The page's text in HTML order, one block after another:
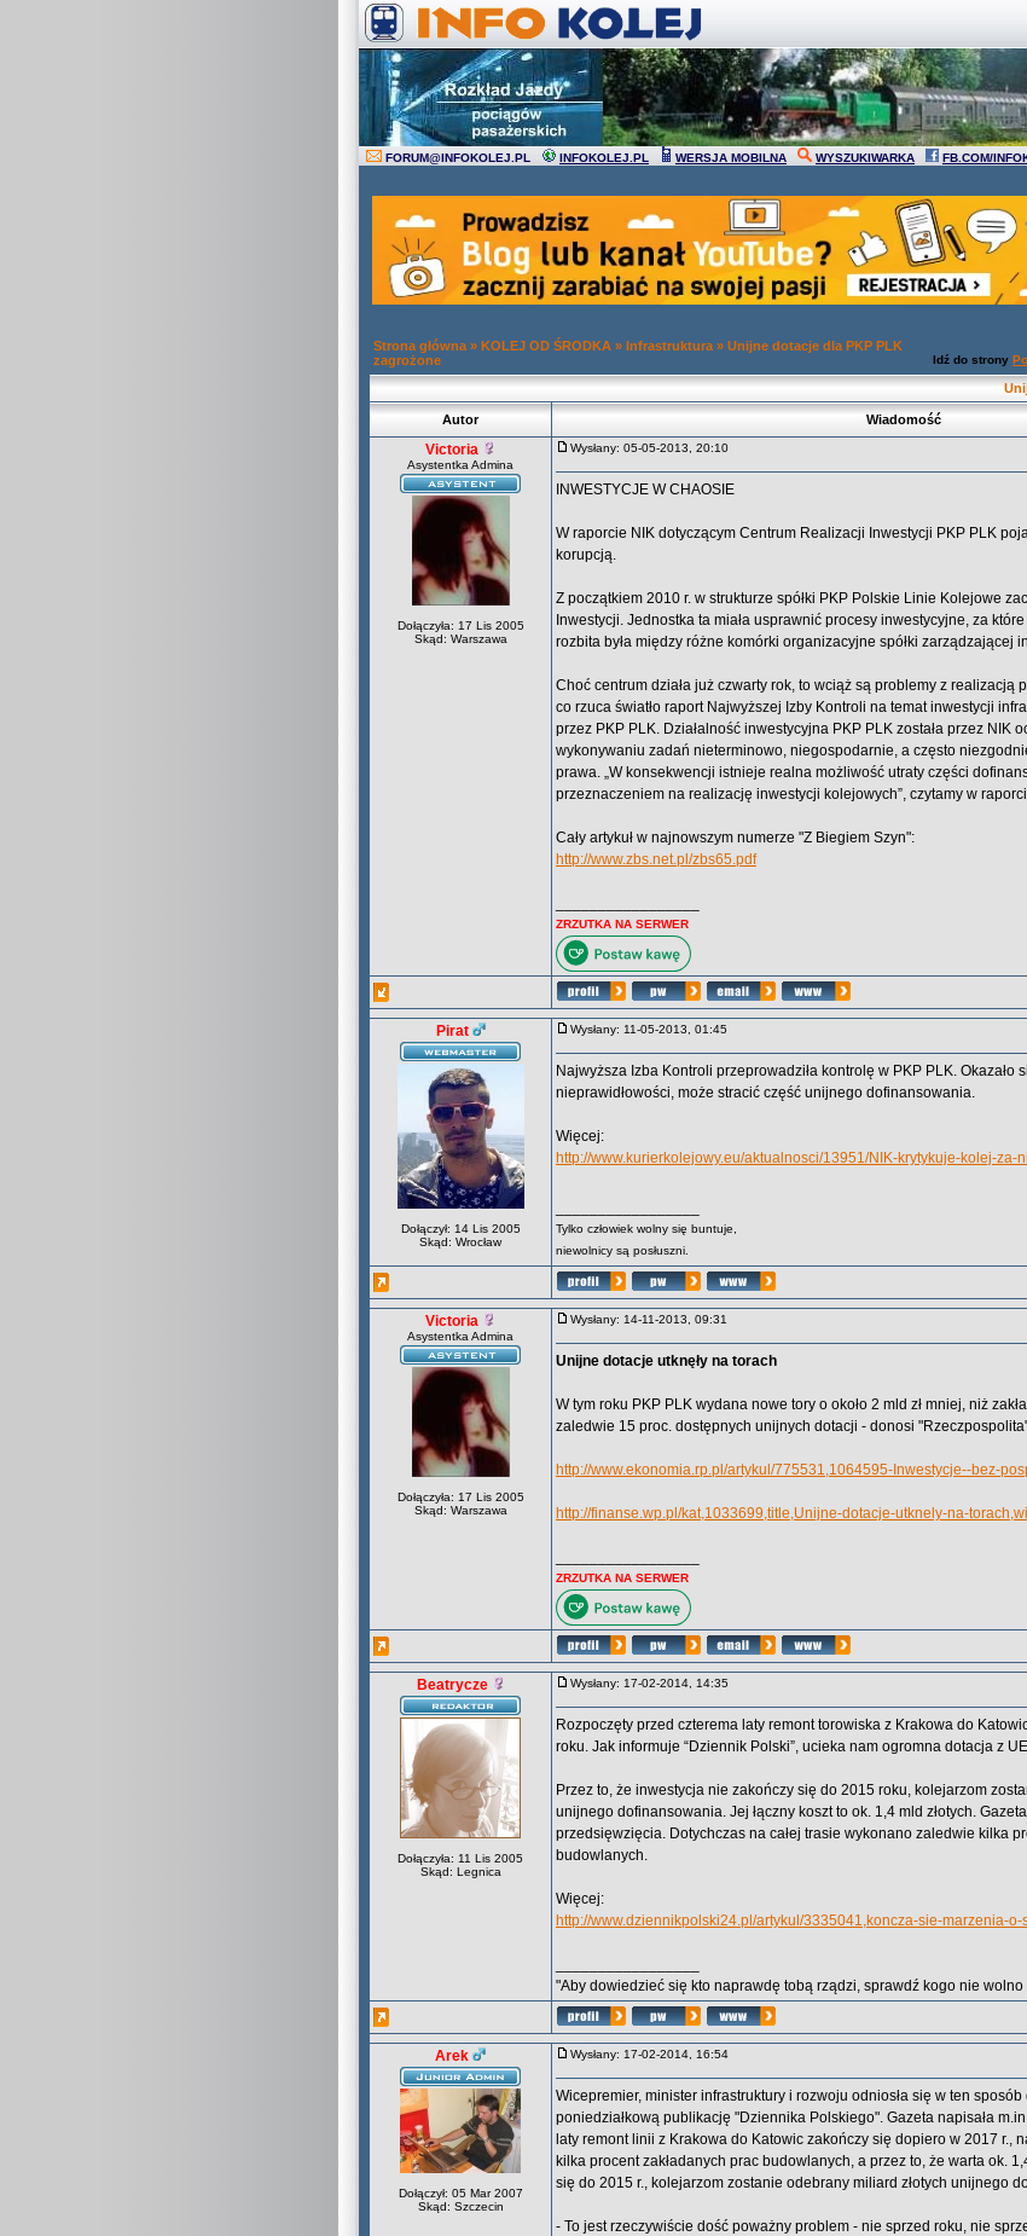
FORUM@INFOKOLEJ.PL INFOKOLEJ.PL WERSJA MOBILNA WYSZUKIWARKA FB.COM/
Strona główna » KOLEJ OD ŚRODKA » Infrastruktura » Unijne dotacje dla PKP PLK
zagrożone
Idź do strony
Autor Wiadomość
Victoria
Asystentka Admina
Dołączyła: 17 Lis 2005
Skąd: Warszawa
Wysłany: 05-05-2013, 20:10
INWESTYCJE W CHAOSIE
W raporcie NIK dotyczącym Centrum Realizacji Inwestycji PKP PLK
korupcją.
Z początkiem 2010 r. w strukturze spółki PKP Polskie Linie Kolejowe
Inwestycji. Jednostka ta miała usprawnić procesy inwestycyjne, za
rozbita była między różne komórki organizacyjne spółki zarządzającej
Choć centrum działa już czwarty rok, to wciąż są problemy z realizacją
co rzuca światło raport Najwyższej Izby Kontroli na temat inwestycji
przez PKP PLK. Działalność inwestycyjna PKP PLK została przez NIK
wykonywaniu zadań nieterminowo, niegospodarnie, a często
prawa. „W konsekwencji istnieje realna możliwość utraty części
przeznaczeniem na realizację inwestycji kolejowych”, czytamy w
Cały artykuł w najnowszym numerze "Z Biegiem Szyn":
http://www.zbs.net.pl/zbs65.pdf
ZRZUTKA NA SERWER
Pirat
Dołączył: 14 Lis 2005
Skąd: Wrocław
Wysłany: 11-05-2013, 01:45
Najwyższa Izba Kontroli przeprowadziła kontrolę w PKP PLK. Okazało
nieprawidłowości, może stracić część unijnego dofinansowania.
Więcej:
http://www.kurierkolejowy.eu/aktualnosci/13951/NIK-krytykuje-kolej-za-
Tylko człowiek wolny się buntuje,
niewolnicy są posłuszni.
Victoria
Asystentka Admina
Dołączyła: 17 Lis 2005
Skąd: Warszawa
Wysłany: 14-11-2013, 09:31
Unijne dotacje utknęły na torach
W tym roku PKP PLK wydana nowe tory o około 2 mld zł mniej, niż
zaledwie 15 proc. dostępnych unijnych dotacji - donosi
http://www.ekonomia.rp.pl/artykul/775531,1064595-Inwestycje--bez-
http://finanse.wp.pl/kat,1033699,title,Unijne-dotacje-utknely-na-
ZRZUTKA NA SERWER
Beatrycze
Dołączyła: 11 Lis 2005
Skąd: Legnica
Wysłany: 17-02-2014, 14:35
Rozpoczęty przed czterema laty remont torowiska z Krakowa do
roku. Jak informuje “Dziennik Polski”, ucieka nam ogromna dotacja z
Przez to, że inwestycja nie zakończy się do 2015 roku, kolejarzom
unijnego dofinansowania. Jej łączny koszt to ok. 1,4 mld złotych.
przedsięwzięcia. Dotychczas na całej trasie wykonano zaledwie kilka
budowlanych.
Więcej:
http://www.dziennikpolski24.pl/artykul/3335041,koncza-sie-marzenia-o-
"Aby dowiedzieć się kto naprawdę tobą rządzi, sprawdź kogo nie wolno
Arek
Dołączył: 05 Mar 2007
Skąd: Szczecin
Wysłany: 17-02-2014, 16:54
Wicepremier, minister infrastruktury i rozwoju odniosła się w ten
poniedziałkową publikację "Dziennika Polskiego". Gazeta napisała
laty remont linii z Krakowa do Katowic zakończy się dopiero w 2017 r.,
kilka procent zakładanych prac budowlanych, a przez to, że warta ok.
się do 2015 r., kolejarzom zostanie odebrany miliard złotych unijnego
- To jest rzeczywiście dość poważny problem - nie sprzed roku, nie